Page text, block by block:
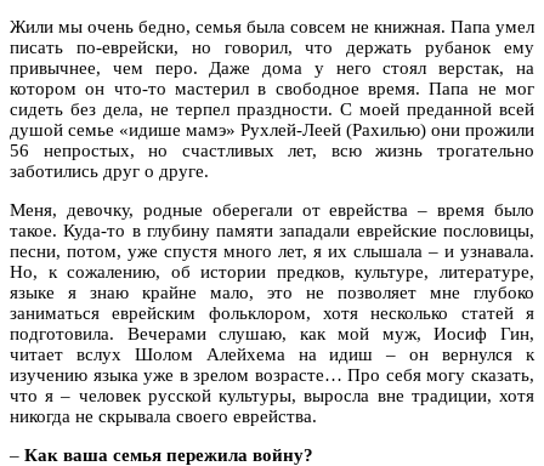
Жили мы очень бедно, семья была совсем не книжная. Папа умел
писать по-еврейски, но говорил, что держать рубанок ему
привычнее, чем перо. Даже дома у него стоял верстак, на
котором он что-то мастерил в свободное время. Папа не мог
сидеть без дела, не терпел праздности. С моей преданной всей
душой семье «идише мамэ» Рухлей-Леей (Рахилью) они прожили
56 непростых, но счастливых лет, всю жизнь трогательно
заботились друг о друге.
Меня, девочку, родные оберегали от еврейства – время было
такое. Куда-то в глубину памяти западали еврейские пословицы,
песни, потом, уже спустя много лет, я их слышала – и узнавала.
Но, к сожалению, об истории предков, культуре, литературе,
языке я знаю крайне мало, это не позволяет мне глубоко
заниматься еврейским фольклором, хотя несколько статей я
подготовила. Вечерами слушаю, как мой муж, Иосиф Гин,
читает вслух Шолом Алейхема на идиш – он вернулся к
изучению языка уже в зрелом возрасте… Про себя могу сказать,
что я – человек русской культуры, выросла вне традиции, хотя
никогда не скрывала своего еврейства.
– Как ваша семья пережила войну?